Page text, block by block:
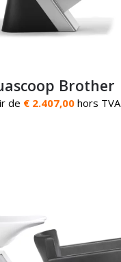
Brother
de € 2.407,00 hors TVA